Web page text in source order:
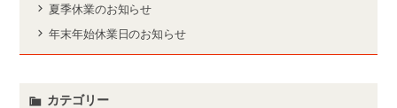
夏季休業のお知らせ
年末年始休業日のお知らせ
カテゴリー